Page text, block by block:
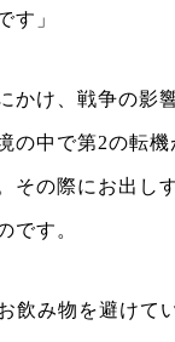
す」
かけ、戦争の影
の中で第2の転
その際にお出し
です。
飲み物を避けて